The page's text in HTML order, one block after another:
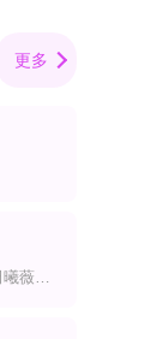
更多
20260804忙里偷闲录：王安宇田曦薇共创